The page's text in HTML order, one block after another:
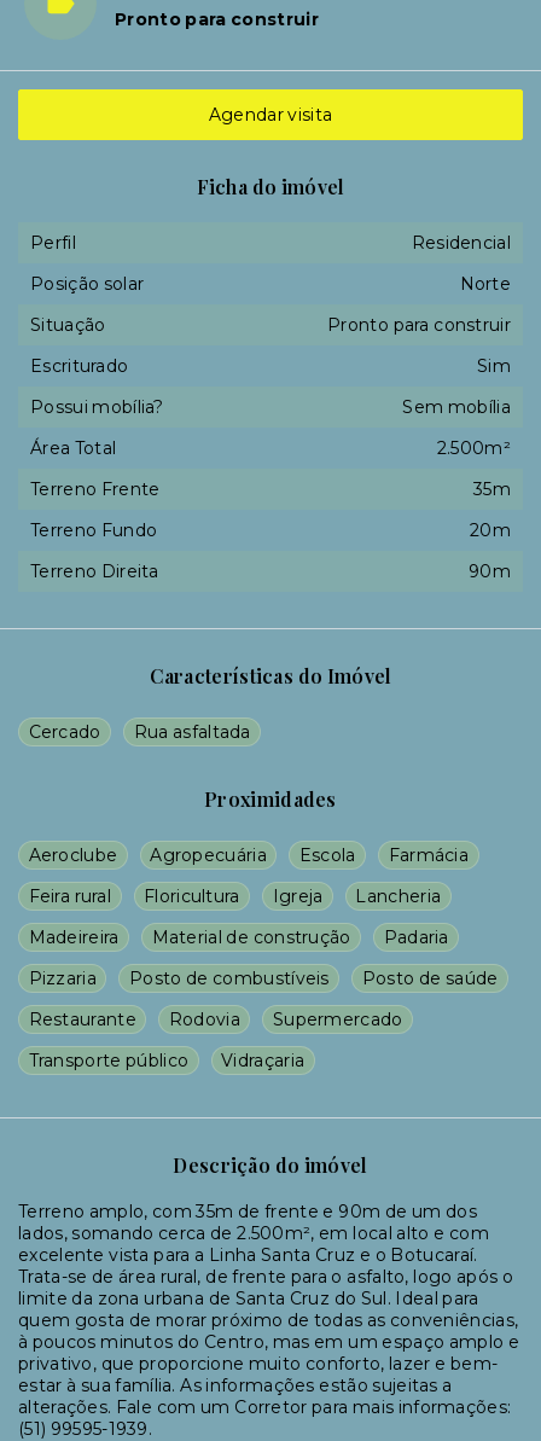
Pronto para construir
Características do Imóvel
Cercado Rua asfaltada
Proximidades
Aeroclube Agropecuária Escola
Farmácia
Feira rural
Floricultura Igreja
Lancheria
Madeireira
Material de construção
Padaria
Pizzaria
Posto de combustíveis
Posto de saúde
Restaurante
Rodovia
Supermercado
Transporte público
Vidraçaria
Descrição do imóvel
Terreno amplo, com 35m de frente e 90m de um dos
lados, somando cerca de 2.500m², em local alto e com
excelente vista para a Linha Santa Cruz e o Botucaraí.
Trata-se de área rural, de frente para o asfalto, logo após o
limite da zona urbana de Santa Cruz do Sul. Ideal para
quem gosta de morar próximo de todas as conveniências,
à poucos minutos do Centro, mas em um espaço amplo e
privativo, que proporcione muito conforto, lazer e bem-
estar à sua família. As informações estão sujeitas a
alterações. Fale com um Corretor para mais informações:
(51) 99595-1939.
Agendar visita
Ficha do imóvel
Perfil
Residencial
Posição solar
Norte
Situação
Pronto para construir
Escriturado
Sim
Possui mobília?
Sem mobília
Área Total
2.500m²
Terreno Frente
35m
Terreno Fundo
20m
Terreno Direita
90m